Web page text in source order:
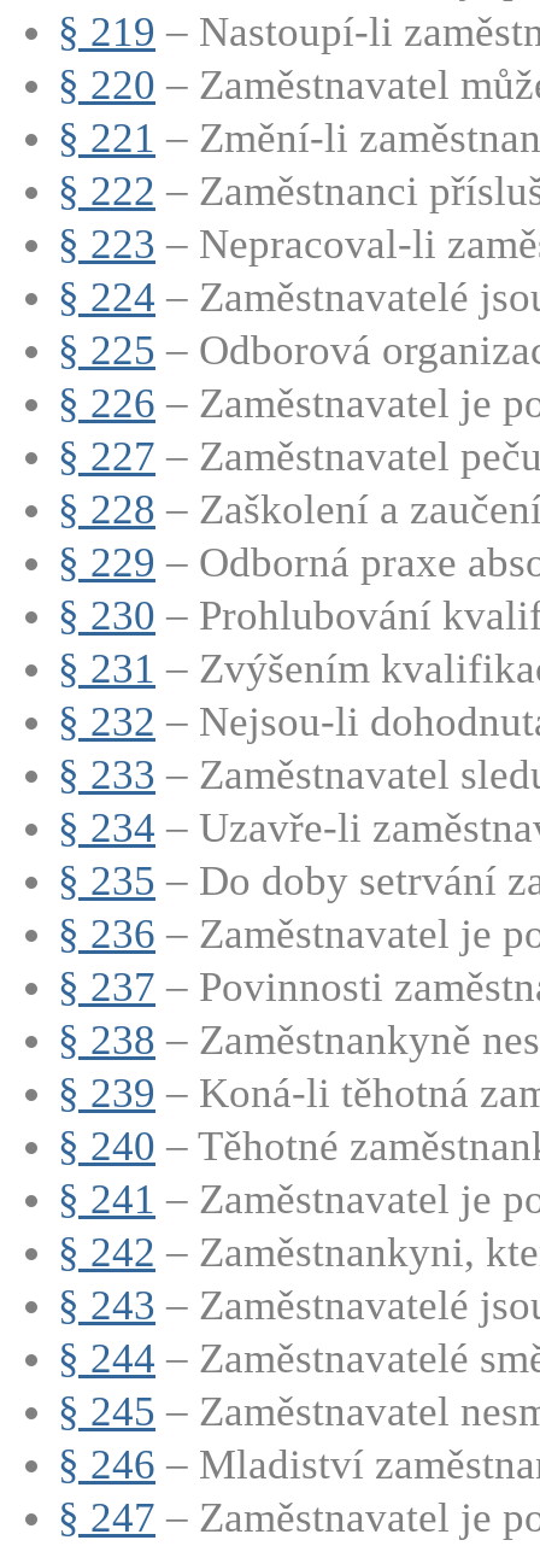
§ 219 – Nastoupí-li
§ 220 – Zaměstnavatel
§ 221 – Změní-li
§ 222 – Zaměstnanci
§ 223 – Nepracoval-li
§ 224 – Zaměstnavatelé
§ 225 – Odborová
§ 226 – Zaměstnavatel je
§ 227 – Zaměstnavatel
§ 228 – Zaškolení a
§ 229 – Odborná praxe
§ 230 – Prohlubování
§ 231 – Zvýšením
§ 232 – Nejsou-li
§ 233 – Zaměstnavatel
§ 234 – Uzavře-li
§ 235 – Do doby setrvání
§ 236 – Zaměstnavatel je
§ 237 – Povinnosti
§ 238 – Zaměstnankyně
§ 239 – Koná-li těhotná
§ 240 – Těhotné
§ 241 – Zaměstnavatel je
§ 242 – Zaměstnankyni,
§ 243 – Zaměstnavatelé
§ 244 – Zaměstnavatelé
§ 245 – Zaměstnavatel
§ 246 – Mladiství
§ 247 – Zaměstnavatel je